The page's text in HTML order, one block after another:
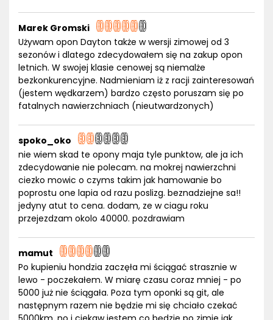
Marek Gromski
Używam opon Dayton także w wersji zimowej od 3
sezonów i dlatego zdecydowałem się na zakup opon
letnich. W swojej klasie cenowej są niemalże
bezkonkurencyjne. Nadmieniam iż z racji zainteresowań
(jestem wędkarzem) bardzo często poruszam się po
fatalnych nawierzchniach (nieutwardzonych)
spoko_oko
nie wiem skad te opony maja tyle punktow, ale ja ich
zdecydowanie nie polecam. na mokrej nawierzchni
ciezko mowic o czyms takim jak hamowanie bo
poprostu one lapia od razu poslizg. beznadziejne sa!!
jedyny atut to cena. dodam, ze w ciagu roku
przejezdzam okolo 40000. pozdrawiam
mamut
Po kupieniu hondzia zaczęła mi ściągać strasznie w
lewo - poczekałem. W miarę czasu coraz mniej - po
5000 już nie ściągała. Poza tym oponki są git, ale
następnym razem nie będzie mi się chciało czekać